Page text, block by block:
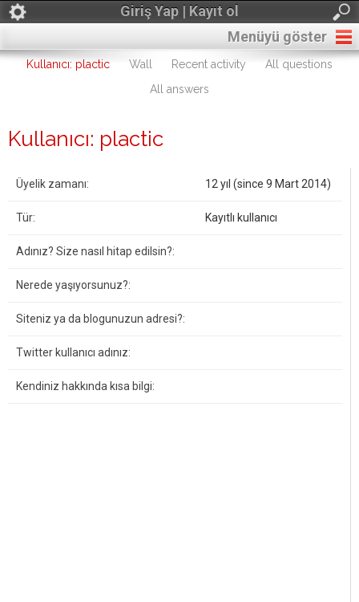
Giriş Yap | Kayıt ol
Menüyü göster
Kullanıcı: plactic Wall Recent activity
All questions
All answers
Kullanıcı: plactic
Üyelik zamanı: 12 yıl (since 9 Mart 2014)
Tür: Kayıtlı kullanıcı
Adınız? Size nasıl hitap edilsin?:
Nerede yaşıyorsunuz?:
Siteniz ya da blogunuzun adresi?:
Twitter kullanıcı adınız:
Kendiniz hakkında kısa bilgi: